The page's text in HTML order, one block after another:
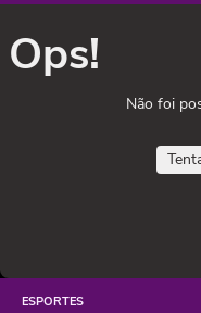
Ops!
Não foi
ESPORTES